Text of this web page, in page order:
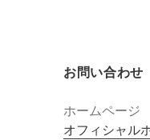
お問い合わせ
ホームページ
オフィシャル